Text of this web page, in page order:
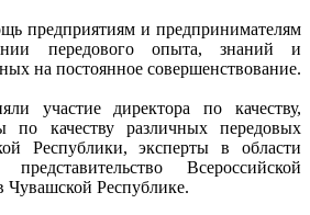
предприятиям и предпринимателям
передового опыта, знаний и
на постоянное совершенствование.
участие директора по качеству,
по качеству различных передовых
Республики, эксперты в области
Всероссийской
Чувашской Республике.